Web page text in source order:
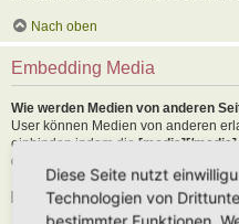
Nach oben
Embedding Media
Wie werden Medien von anderen
User können Medien von anderen
einbinden indem die [media][/media]
der erlaubten Seite in den Text kopiert
[media]https://youtu.be/Ne18ZQ7LLI0
Diese Seite nutzt
Technologien von